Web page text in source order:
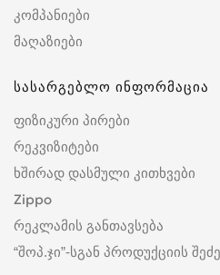
კომპანიები
მაღაზიები
სასარგებლო ინფორმაცია
ფიზიკური პირები
რეკვიზიტები
ხშირად დასმული კითხვები
Zippo
რეკლამის განთავსება
“შოპ.ჯი”-სგან პროდუქციის